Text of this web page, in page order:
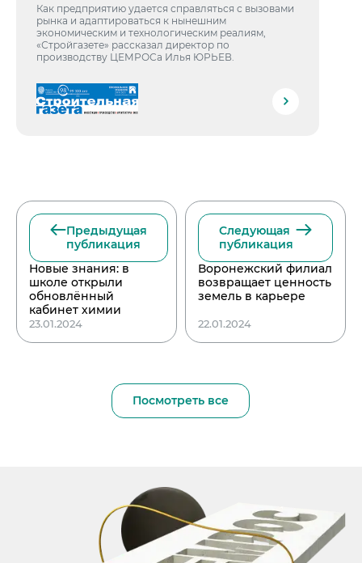
Как предприятию удается справляться с вызовами
рынка и адаптироваться к нынешним
экономическим и технологическим реалиям,
«Стройгазете» рассказал директор по
производству ЦЕМРОСа Илья ЮРЬЕВ.
Предыдущая
публикация
Новые знания: в
школе открыли
обновлённый
кабинет химии
23.01.2024
Следующая
публикация
Воронежский филиал
возвращает ценность
земель в карьере
22.01.2024
Посмотреть все